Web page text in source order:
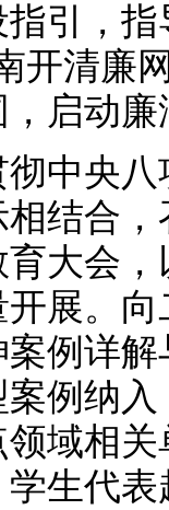
引，
开清廉
启动
央八
结合
大会
展。
例详
例纳
域相
生代